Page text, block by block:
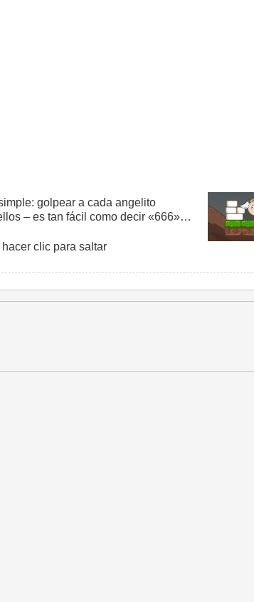
golpear a cada angelito
– es tan fácil como decir «666»…
clic para saltar